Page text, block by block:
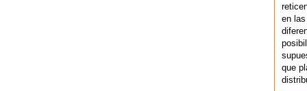
en
que